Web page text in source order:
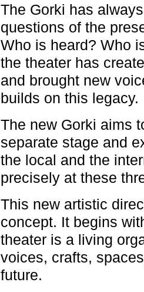
The Gorki has
questions of the
Who is heard? Who
the theater has
and brought new
builds on this legacy.
The new Gorki aims
separate stage and
the local and the
precisely at these
This new artistic
concept. It begins
theater is a living
voices, crafts,
future.